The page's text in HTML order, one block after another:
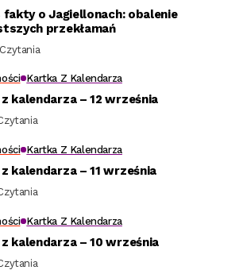
fakty o Jagiellonach: obalenie
przekłamań
Kartka Z Kalendarza
kalendarza – 12 września
Kartka Z Kalendarza
kalendarza – 11 września
Kartka Z Kalendarza
kalendarza – 10 września